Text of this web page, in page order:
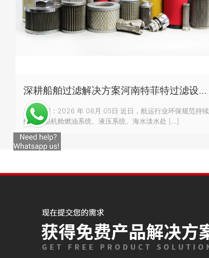
深耕船舶过滤解决方案河南特菲特过滤设备有限公司船舶蜡烛滤芯、不锈钢滤芯、船用水滤芯助力航运设备稳定运行
发布日期：2026 年 08月 05日 近日，航运行业环保规范持
级，船舶机舱燃油系统、液压系统、海水淡水处 […]